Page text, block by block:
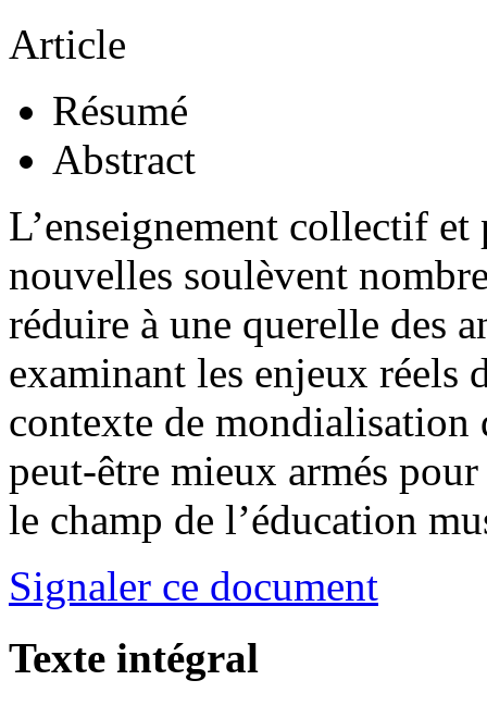
Article
Résumé
Abstract
L’enseignement collectif et
nouvelles soulèvent
réduire à une querelle des
examinant les enjeux réels
contexte de mondialisation
peut-être mieux armés
le champ de l’éducation
Signaler ce document
Texte intégral